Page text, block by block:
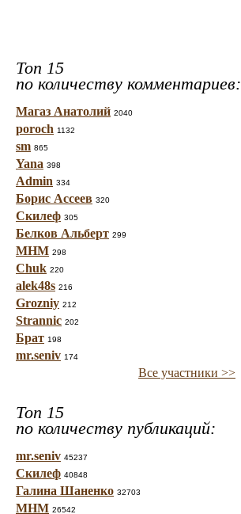
Топ 15
по количеству комментариев:
Магаз Анатолий 2040
poroch 1132
sm 865
Yana 398
Admin 334
Борис Ассеев 320
Скилеф 305
Белков Альберт 299
МНМ 298
Chuk 220
alek48s 216
Grozniy 212
Strannic 202
Брат 198
mr.seniv 174
Все участники >>
Топ 15
по количеству публикаций:
mr.seniv 45237
Скилеф 40848
Галина Шаненко 32703
МНМ 26542